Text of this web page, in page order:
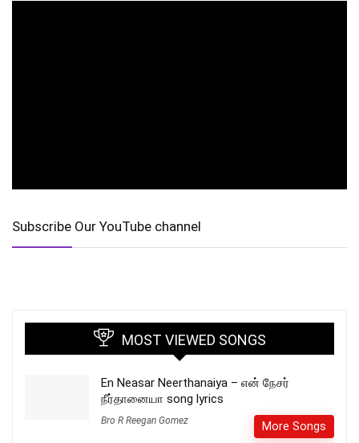
Subscribe Our YouTube channel
MOST VIEWED SONGS
En Neasar Neerthanaiya – என் நேசர்
நீர்தானையா song lyrics
Bro R Reegan Gomez More Songs